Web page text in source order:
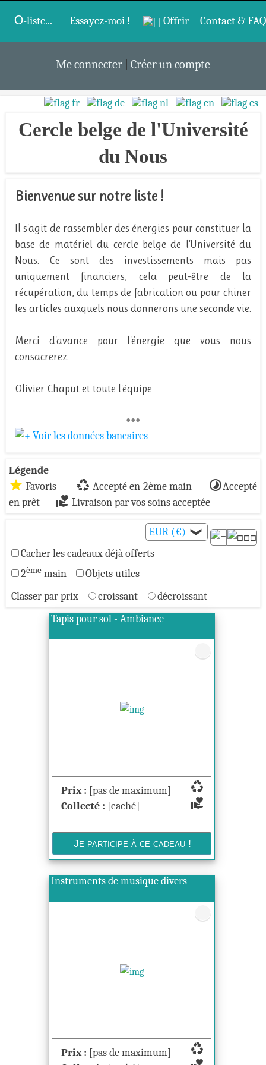
O-liste... Essayez-moi ! Offrir Contact & FAQ
Me connecter Créer un compte
Cercle belge de l'Université
du Nous
Bienvenue sur notre liste !
Il s'agit de rassembler des énergies pour constituer la
base de matériel du cercle belge de l'Université du
Nous. Ce sont des investissements mais pas
uniquement financiers, cela peut-être de la
récupération, du temps de fabrication ou pour chiner
les articles auxquels nous donnerons une seconde vie.
Merci d'avance pour l'énergie que vous nous
consacrerez.
Olivier Chaput et toute l'équipe
•••
Voir les données bancaires
Légende
star Favoris - recycling Accepté en 2ème main - timelapseAccepté
en prêt - volunteer_activism Livraison par vos soins acceptée
EUR (€)❯
Cacher les cadeaux déjà offerts
2ème main
Objets utiles
Classer par prix
croissant
décroissant
Tapis pour sol - Ambiance
recycling
volunteer_activism
Prix : [pas de maximum]
Collecté : [caché]
Instruments de musique divers
recycling
Prix : [pas de maximum]